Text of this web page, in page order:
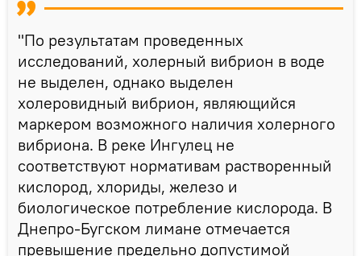
"По результатам проведенных
исследований, холерный вибрион в воде
не выделен, однако выделен
холеровидный вибрион, являющийся
маркером возможного наличия холерного
вибриона. В реке Ингулец не
соответствуют нормативам растворенный
кислород, хлориды, железо и
биологическое потребление кислорода. В
Днепро-Бугском лимане отмечается
превышение предельно допустимой